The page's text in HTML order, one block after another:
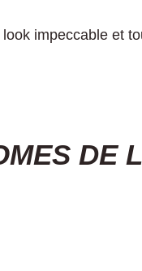
impeccable et
DE